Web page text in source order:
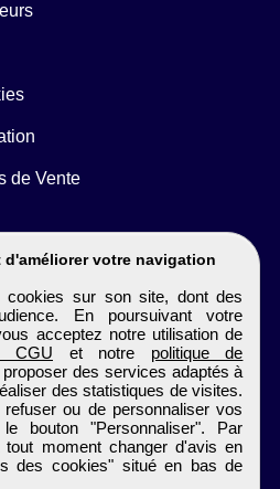
votre navigation
cookies sur son site, dont des
En poursuivant votre
acceptez notre utilisation de
CGU et notre politique de
des services adaptés à
des statistiques de visites.
ou de personnaliser vos
bouton "Personnaliser". Par
moment changer d'avis en
des cookies" situé en bas de
de Vente